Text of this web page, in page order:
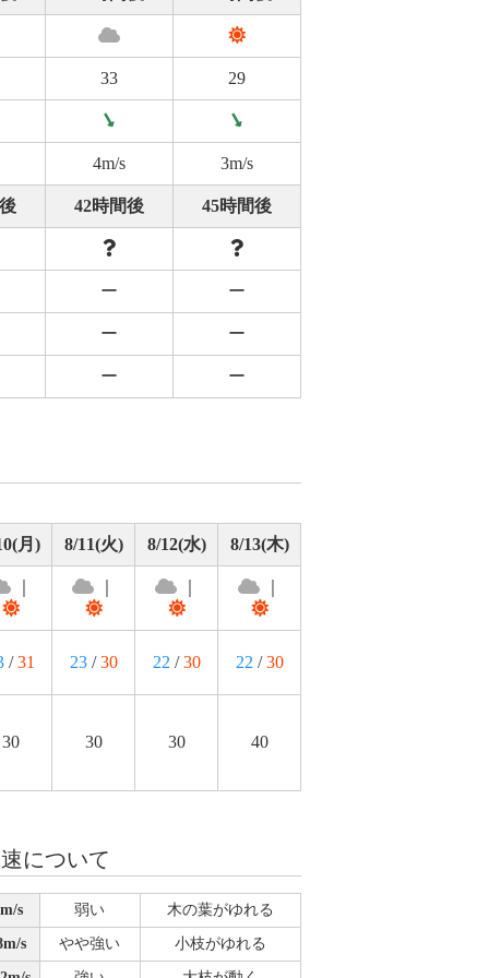
33 29
4m/s 3m/s
42時間後 45時間後
ー ー
ー ー
ー ー
月) 8/11(火) 8/12(水) 8/13(木)
｜ ｜ ｜ ｜
/31 23/30 22 /30 22 /30
30 30 30
40
について
s 弱い 木の葉がゆれる
s やや強い 小枝がゆれる